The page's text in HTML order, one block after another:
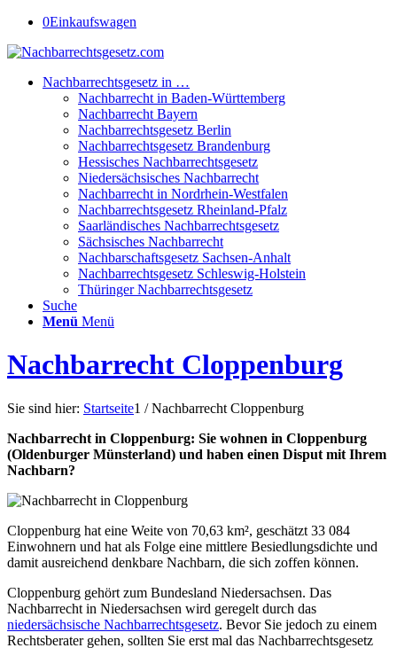
0Einkaufswagen
Nachbarrechtsgesetz in …
Nachbarrecht in Baden-Württemberg
Nachbarrecht Bayern
Nachbarrechtsgesetz Berlin
Nachbarrechtsgesetz Brandenburg
Hessisches Nachbarrechtsgesetz
Niedersächsisches Nachbarrecht
Nachbarrecht in Nordrhein-Westfalen
Nachbarrechtsgesetz Rheinland-Pfalz
Saarländisches Nachbarrechtsgesetz
Sächsisches Nachbarrecht
Nachbarschaftsgesetz Sachsen-Anhalt
Nachbarrechtsgesetz Schleswig-Holstein
Thüringer Nachbarrechtsgesetz
Suche
Menü Menü
Nachbarrecht Cloppenburg
Sie sind hier: Startseite1 / Nachbarrecht Cloppenburg
Nachbarrecht in Cloppenburg: Sie wohnen in Cloppenburg
(Oldenburger Münsterland) und haben einen Disput mit Ihrem
Nachbarn?
Cloppenburg hat eine Weite von 70,63 km², geschätzt 33 084
Einwohnern und hat als Folge eine mittlere Besiedlungsdichte und
damit ausreichend denkbare Nachbarn, die sich zoffen können.
Cloppenburg gehört zum Bundesland Niedersachsen. Das
Nachbarrecht in Niedersachsen wird geregelt durch das
niedersächsische Nachbarrechtsgesetz. Bevor Sie jedoch zu einem
Rechtsberater gehen, sollten Sie erst mal das Nachbarrechtsgesetz